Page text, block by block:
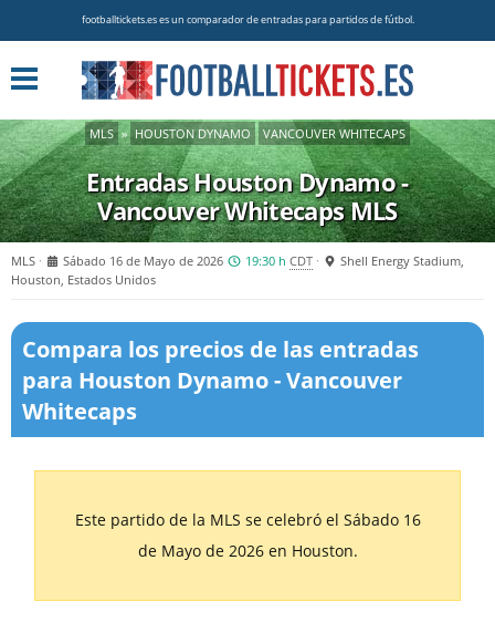
footballtickets.es es un comparador de entradas para partidos de fútbol.
MLS » HOUSTON DYNAMO VANCOUVER WHITECAPS
Entradas Houston Dynamo -
Vancouver WhitecapsMLS
MLS Sábado 16 de Mayo de 2026 19:30 h CDT
Shell Energy Stadium,
Houston, Estados Unidos
Compara los precios de las entradas
para Houston Dynamo - Vancouver
Whitecaps
Este partido de la MLS se celebró el Sábado 16
de Mayo de 2026 en Houston.